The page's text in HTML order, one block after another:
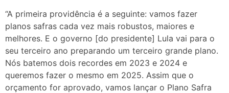
“A primeira providência é a seguinte: vamos fazer
planos safras cada vez mais robustos, maiores e
melhores. E o governo [do presidente] Lula vai para o
seu terceiro ano preparando um terceiro grande plano.
Nós batemos dois recordes em 2023 e 2024 e
queremos fazer o mesmo em 2025. Assim que o
orçamento for aprovado, vamos lançar o Plano Safra